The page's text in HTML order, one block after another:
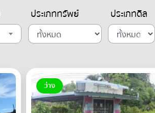
ประเภททรัพย์ ประเภทดีล
ว่าง